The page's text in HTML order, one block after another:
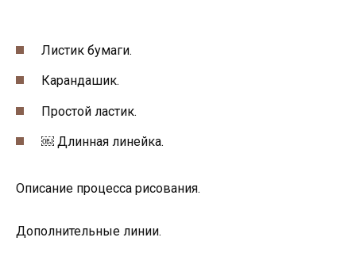
Листик бумаги.
Карандашик.
Простой ластик.
￼ Длинная линейка.
Описание процесса рисования.
Дополнительные линии.